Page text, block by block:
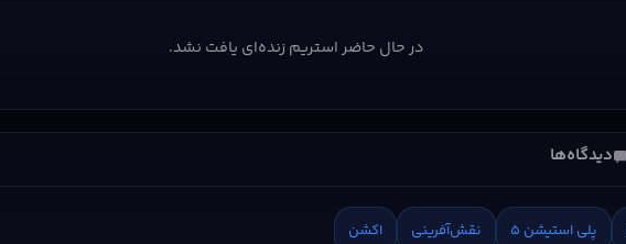
در حال حاضر استریم زنده‌ای یافت نشد.
دیدگاه‌ها
پلی استیشن 5 نقش‌آفرینی اکشن